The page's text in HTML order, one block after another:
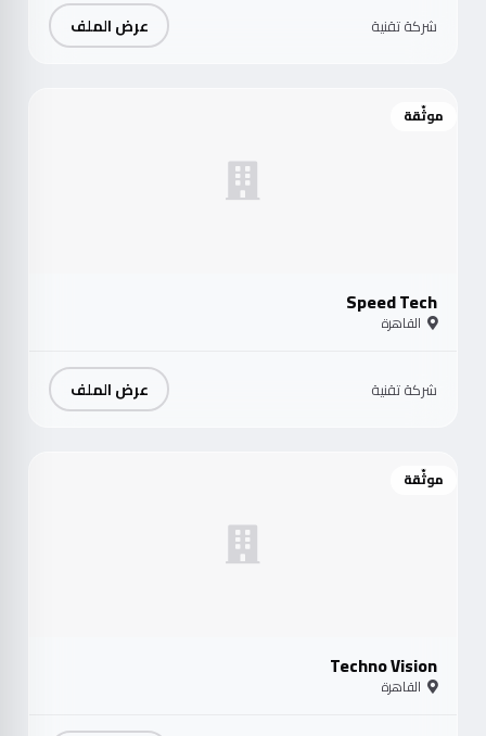
شركة تقنية عرض الملف
موثّقة
Speed Tech
القاهرة
شركة تقنية عرض الملف
موثّقة
Techno Vision
القاهرة